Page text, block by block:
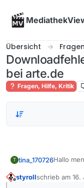
Übersicht
bei arte.de
Fragen, Hilfe, Kritik
T tina_170726Hallo
danke
styrollschrieb am 16.
zuletzt editiert